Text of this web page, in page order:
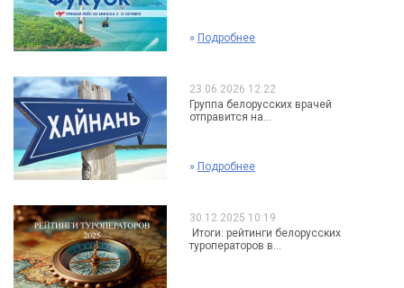
» Подробнее
23.06.2026 12:22
Группа белорусских врачей
отправится на...
» Подробнее
30.12.2025 10:19
Итоги: рейтинги белорусских
туроператоров в...